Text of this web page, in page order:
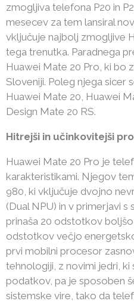
zmogljiva telefona P20 in
mesecev za tem lansiral
vključuje najbolj zmogljive
tega trenutka. Paradnega
Huawei Mate 20 Pro, ki bo
Sloveniji. Poleg njega sicer
Huawei Mate 20, Huawei
Design Mate 20 RS.
Hitrejši in učinkovitejši
Huawei Mate 20 Pro je
karakteristikami. Njegov
980, ki vključuje dvojno
(Dual NPU) in v primerjavi
prinaša 20 odstotkov
odstotkov večjo
prvi mobilni procesor
tehnologiji, z novimi jedri,
podatkov, pa je sposoben
sistemske vire, tako da